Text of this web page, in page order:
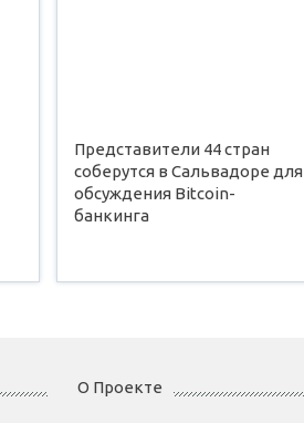
Представители 44 стран
соберутся в Сальвадоре для
обсуждения Bitcoin-
банкинга
О Проекте